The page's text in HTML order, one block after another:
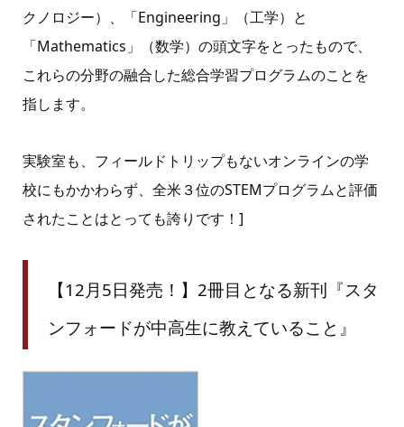
クノロジー）、「Engineering」（工学）と
「Mathematics」（数学）の頭文字をとったもので、
これらの分野の融合した総合学習プログラムのことを
指します。
実験室も、フィールドトリップもないオンラインの学
校にもかかわらず、全米３位のSTEMプログラムと評価
されたことはとっても誇りです！]
【12月5日発売！】2冊目となる新刊『スタ
ンフォードが中高生に教えていること』